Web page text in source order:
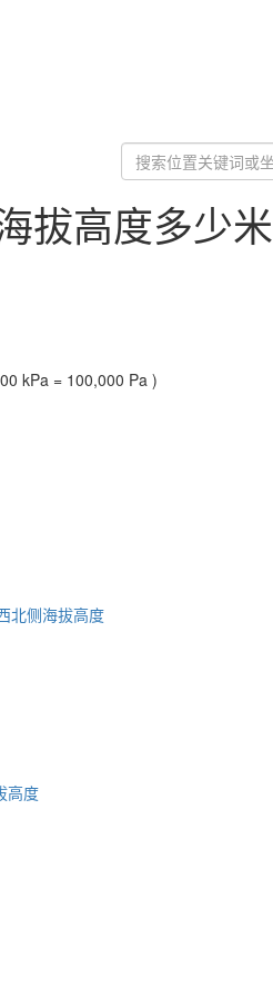
拔高度多少米
kPa = 100,000 Pa )
北侧海拔高度
高度